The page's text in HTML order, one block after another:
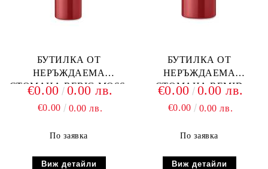
БУТИЛКА ОТ
НЕРЪЖДАЕМА
СТОМАНА REBIG MOSS,
€0.00 0.00 лв.
€0.00 0.00 лв.
По заявка
Виж детайли
БУТИЛКА ОТ
НЕРЪЖДАЕМА
СТОМАНА REMID
€0.00 0.00 лв.
€0.00 0.00 лв.
По заявка
Виж детайли